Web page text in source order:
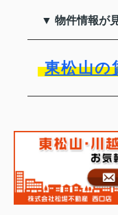
▼ 物件情報が
東松山の